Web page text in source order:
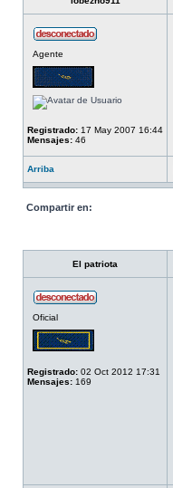
Agente
Registrado: 17 May 2007 16:44
Mensajes: 46
Arriba
Compartir en:
El patriota
Oficial
Registrado: 02 Oct 2012 17:31
Mensajes: 169